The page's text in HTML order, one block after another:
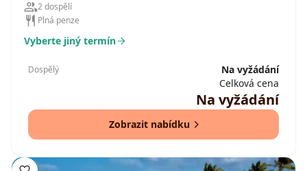
2 dospělí
Plná penze
Vyberte jiný termín
Dospělý
Na vyžádání
Celková cena
Na vyžádání
Zobrazit nabídku